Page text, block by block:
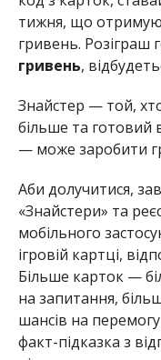
тижня, що
гривень. Розіграш
гривень,
Знайстер — той,
більше та готовий
— може заробити
Аби долучитися,
«Знайстери» та
мобільного
ігровій картці,
Більше карток —
на запитання,
шансів на
факт-підказка з